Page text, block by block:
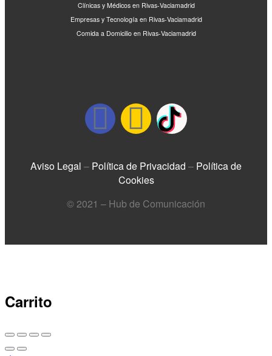
Clínicas y Médicos en Rivas-Vaciamadrid
Empresas y Tecnología en Rivas-Vaciamadrid
Comida a Domicilio en Rivas-Vaciamadrid
Aviso Legal – Política de Privacidad – Política de
Cookies
© 2021 – Hub de Comunicación
Carrito